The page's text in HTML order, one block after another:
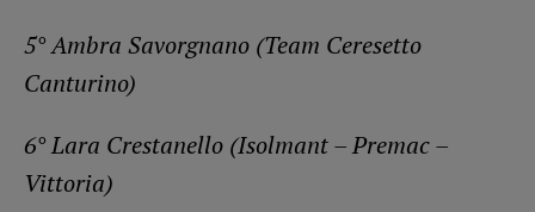
5° Ambra Savorgnano (Team Ceresetto
Canturino)
6° Lara Crestanello (Isolmant – Premac –
Vittoria)